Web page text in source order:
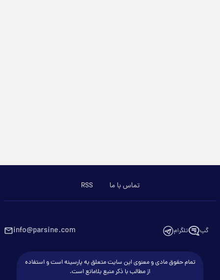
تماس با ما RSS
گپ تلگرام info@parsine.com
تمام حقوق مادی و معنوی این سایت متعلق به پارسینه است و استفاده
از مطالب با ذکر منبع بلامانع است.